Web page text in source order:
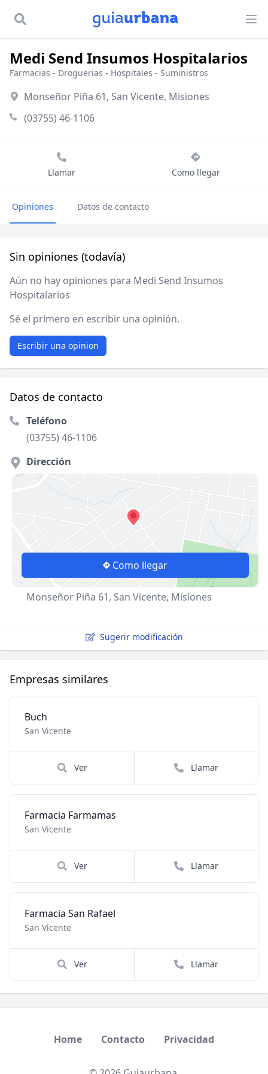
Medi Send Insumos Hospitalarios
Farmacias - Droguerias - Hospitales - Suministros
Monseñor Piña 61, San Vicente, Misiones
(03755) 46-1106
Llamar Como llegar
Opiniones Datos de contacto
Sin opiniones (todavía)
Aún no hay opiniones para Medi Send Insumos
Hospitalarios
Sé el primero en escribir una opinión.
Escribir una opinion
Datos de contacto
Teléfono
(03755) 46-1106
Dirección
Como llegar
Monseñor Piña 61, San Vicente, Misiones
Sugerir modificación
Empresas similares
Buch
San Vicente
Ver Llamar
Farmacia Farmamas
San Vicente
Ver Llamar
Farmacia San Rafael
San Vicente
Ver Llamar
Home Contacto Privacidad